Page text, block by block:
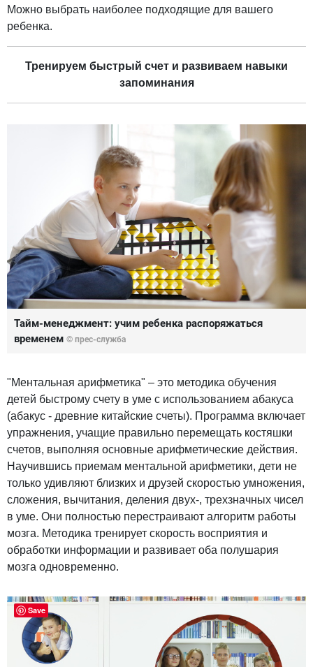
Можно выбрать наиболее подходящие для вашего
ребенка.
Тренируем быстрый счет и развиваем навыки
запоминания
Тайм-менеджмент: учим ребенка распоряжаться
временем © прес-служба
"Ментальная арифметика" – это методика обучения
детей быстрому счету в уме с использованием абакуса
(абакус - древние китайские счеты). Программа включает
упражнения, учащие правильно перемещать костяшки
счетов, выполняя основные арифметические действия.
Научившись приемам ментальной арифметики, дети не
только удивляют близких и друзей скоростью умножения,
сложения, вычитания, деления двух-, трехзначных чисел
в уме. Они полностью перестраивают алгоритм работы
мозга. Методика тренирует скорость восприятия и
обработки информации и развивает оба полушария
мозга одновременно.
Save